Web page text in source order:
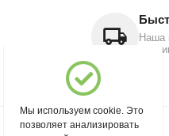
Наша
Мы используем cookie. Это
позволяет анализировать